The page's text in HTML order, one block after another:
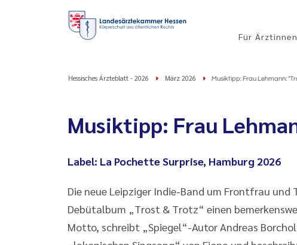
Für
Hessisches Ärzteblatt - 2026 März 2026 Musiktipp: Frau Lehmann:
Musiktipp: Frau
Label: La Pochette Surprise, Hamburg 2026
Die neue Leipziger Indie-Band um Frontfrau
Debütalbum „Trost & Trotz“ einen
Motto, schreibt „Spiegel“-Autor Andreas